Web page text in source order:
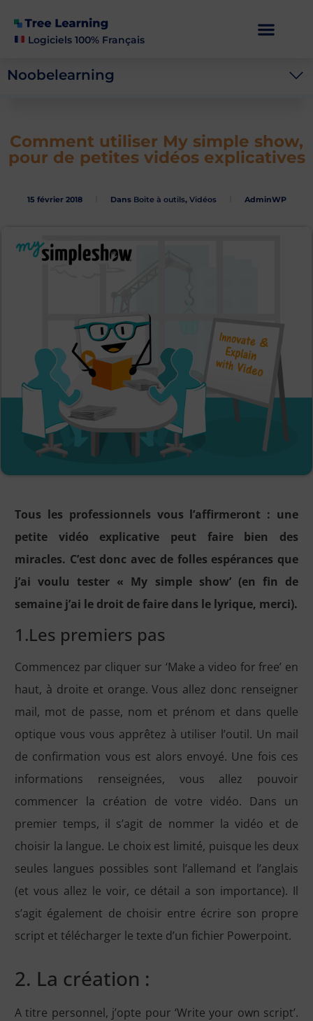
Logiciels 100% Français
Noobelearning
Comment utiliser My simple show,
pour de petites vidéos explicatives
15 février 2018 Dans Boite à outils, Vidéos AdminWP
Tous les professionnels vous l’affirmeront : une
petite vidéo explicative peut faire bien des
miracles. C’est donc avec de folles espérances que
j’ai voulu tester « My simple show’ (en fin de
semaine j’ai le droit de faire dans le lyrique, merci).
1.Les premiers pas
Commencez par cliquer sur ‘Make a video for free’ en
haut, à droite et orange. Vous allez donc renseigner
mail, mot de passe, nom et prénom et dans quelle
optique vous vous apprêtez à utiliser l’outil. Un mail
de confirmation vous est alors envoyé. Une fois ces
informations renseignées, vous allez pouvoir
commencer la création de votre vidéo. Dans un
premier temps, il s’agit de nommer la vidéo et de
choisir la langue. Le choix est limité, puisque les deux
seules langues possibles sont l’allemand et l’anglais
(et vous allez le voir, ce détail a son importance). Il
s’agit également de choisir entre écrire son propre
script et télécharger le texte d’un fichier Powerpoint.
2. La création :
A titre personnel, j’opte pour ‘Write your own script’.